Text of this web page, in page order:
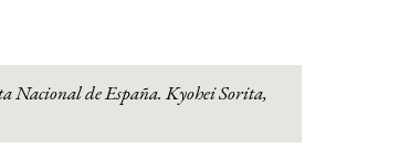
de España. Kyohei Sorita,